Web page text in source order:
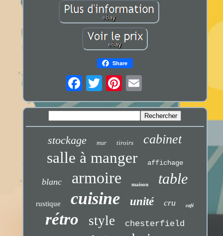
Share
stockage mur tiroirs cabinet
salle à manger affichage
blanc armoire maison table
rustique cuisine unité cru café
rétro style chesterfield